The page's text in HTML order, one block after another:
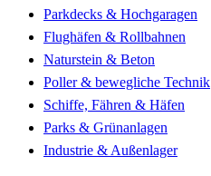
Parkdecks & Hochgaragen
Flughäfen & Rollbahnen
Naturstein & Beton
Poller & bewegliche Technik
Schiffe, Fähren & Häfen
Parks & Grünanlagen
Industrie & Außenlager